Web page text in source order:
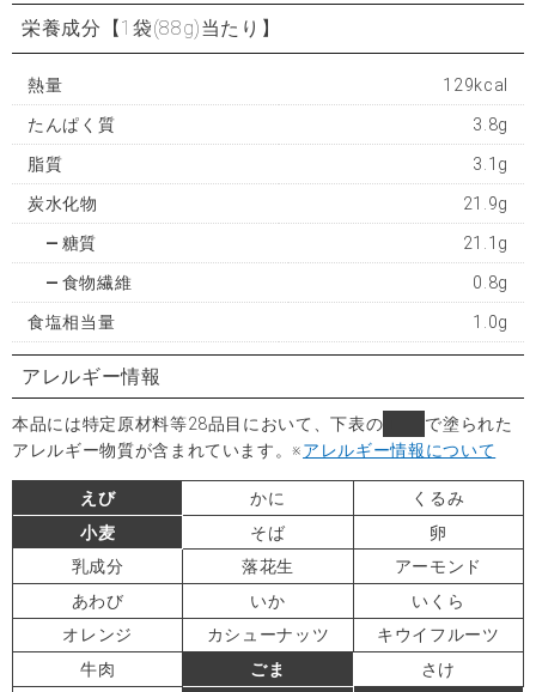
栄養成分 【1袋(88g)当たり】
熱量 129kcal
たんぱく質 3.8g
脂質 3.1g
炭水化物 21.9g
糖質 21.1g
食物繊維 0.8g
食塩相当量 1.0g
アレルギー情報
本品には特定原材料等28品目において、下表の
で塗られた
アレルギー物質が含まれています。※アレルギー情報について
えび かに
くるみ
小麦
そば
卵
乳成分
落花生
アーモンド
あわび
いか
いくら
オレンジ
カシューナッツ
キウイフルーツ
牛肉
ごま
さけ